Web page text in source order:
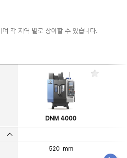
각 지역 별로 상이할 수 있습니다.
DNM 4000
520 mm